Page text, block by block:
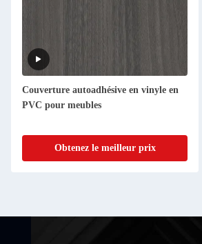
Couverture autoadhésive en vinyle en
PVC pour meubles
Obtenez le meilleur prix